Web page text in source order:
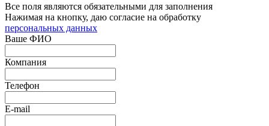
Все поля являются обязательными для заполнения
Нажимая на кнопку, даю согласие на обработку
персональных данных
Ваше ФИО
Компания
Телефон
E-mail